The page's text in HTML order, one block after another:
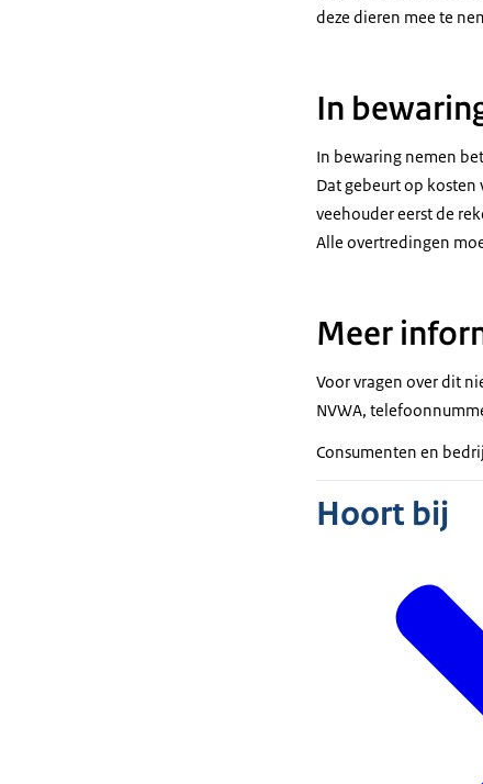
deze dieren mee te
In
In bewaring nemen
Dat gebeurt op kosten
veehouder eerst de
Alle overtredingen
Meer
Voor vragen over dit
NVWA,
Consumenten en
Hoort bij